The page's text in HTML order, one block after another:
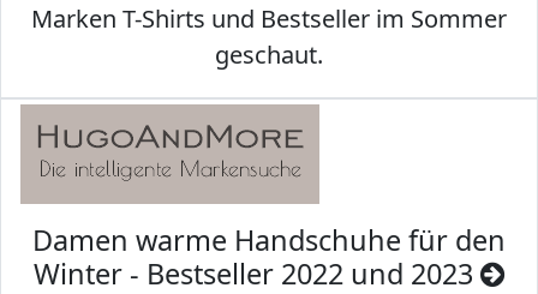
Marken T-Shirts und Bestseller im Sommer
geschaut.
Damen warme Handschuhe für den
Winter - Bestseller 2022 und 2023